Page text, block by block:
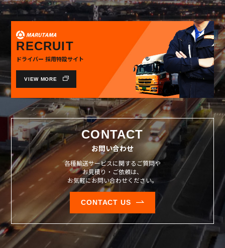
RECRUIT
ドライバー 採用特設サイト
VIEW MORE
CONTACT
お問い合わせ
各種輸送サービスに関するご質問や
お見積り・ご依頼は、
お気軽にお問い合わせください。
CONTACT US